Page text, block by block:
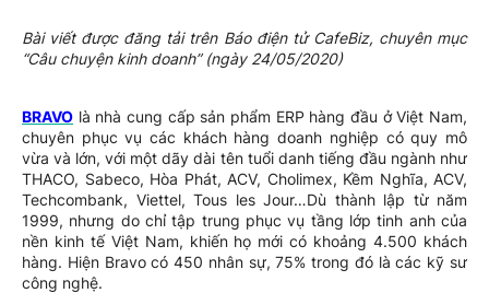
Bài viết được đăng tải trên Báo điện tử CafeBiz, chuyên mục
“Câu chuyện kinh doanh” (ngày 24/05/2020)
BRAVO là nhà cung cấp sản phẩm ERP hàng đầu ở Việt Nam,
chuyên phục vụ các khách hàng doanh nghiệp có quy mô
vừa và lớn, với một dãy dài tên tuổi danh tiếng đầu ngành như
THACO, Sabeco, Hòa Phát, ACV, Cholimex, Kềm Nghĩa, ACV,
Techcombank, Viettel, Tous les Jour…Dù thành lập từ năm
1999, nhưng do chỉ tập trung phục vụ tầng lớp tinh anh của
nền kinh tế Việt Nam, khiến họ mới có khoảng 4.500 khách
hàng. Hiện Bravo có 450 nhân sự, 75% trong đó là các kỹ sư
công nghệ.